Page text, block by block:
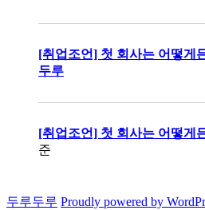
[취업조언] 첫 회사는 어떻게
두루
[취업조언] 첫 회사는 어떻게
준
두루두루 Proudly powered by